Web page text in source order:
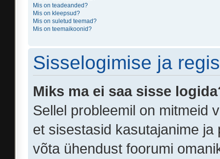
Mis on teadeanded?
Mis on kleepsud?
Mis on suletud teemad?
Mis on teemaikoonid?
Sisselogimise ja
Miks ma ei saa sisse
Sellel probleemil on mitmeid
et sisestasid kasutajanime
võta ühendust foorumi